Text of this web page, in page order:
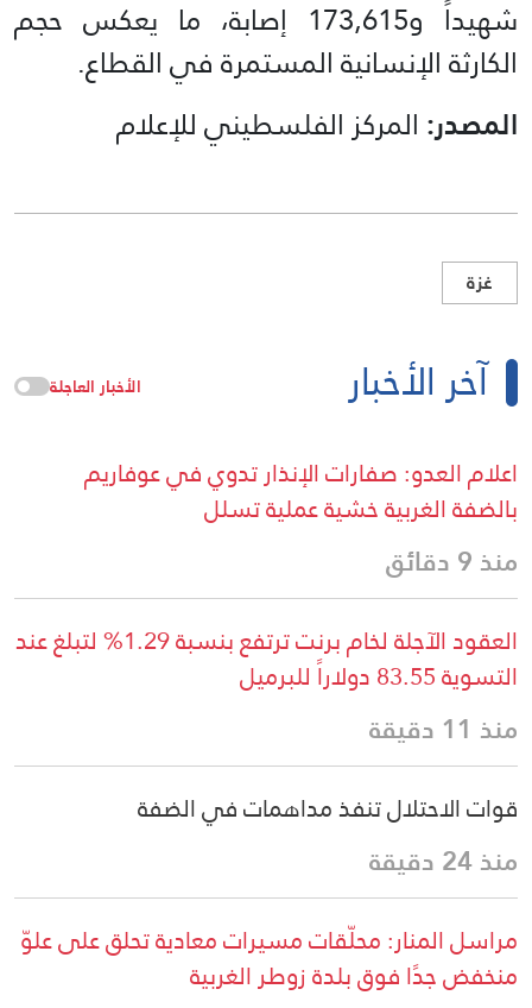
شهيداً و173,615 إصابة، ما يعكس حجم
الكارثة الإنسانية المستمرة في القطاع.
المصدر: المركز الفلسطيني للإعلام
غزة
آخر الأخبار الأخبار العاجلة
اعلام العدو: صفارات الإنذار تدوي في عوفاريم
بالضفة الغربية خشية عملية تسلل
منذ 9 دقائق
العقود الآجلة لخام برنت ترتفع بنسبة 1.29% لتبلغ عند
التسوية 83.55 دولاراً للبرميل
منذ 11 دقيقة
قوات الاحتلال تنفذ مداهمات في الضفة
منذ 24 دقيقة
مراسل المنار: محلّقات مسيرات معادية تحلق على علوّ
منخفض جدًا فوق بلدة زوطر الغربية